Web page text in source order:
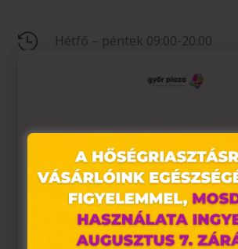
 Hétfő – péntek 09:00-20:00
Szombat 09:00-20:00
KAPCSOLAT
+36 96 524 119
Ez az oldal sütiket használ
Weboldalunkon „cookie"-kat
alkalmazunk. Ezek olyan fájlok, melyek
tárolnak webes böngészőjében. Ehhez az
hozzájárulása szükséges.